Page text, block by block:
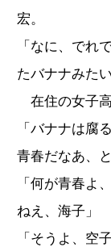
宏。
「なに、でれ
たバナナみたい
在住の女子高
「バナナは腐
青春だなあ、
「何が青春よ
ねえ、海子」
「そうよ、空子